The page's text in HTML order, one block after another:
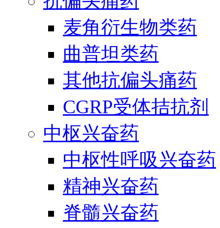
麦角衍生物类药
曲普坦类药
其他抗偏头痛药
CGRP受体拮抗剂
中枢兴奋药
中枢性呼吸兴奋药
精神兴奋药
脊髓兴奋药